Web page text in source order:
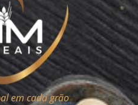
em cada grão